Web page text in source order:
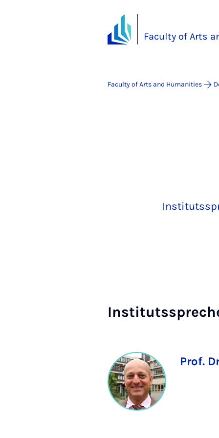
Faculty of Arts
Faculty of Arts and Humanities
Prof.